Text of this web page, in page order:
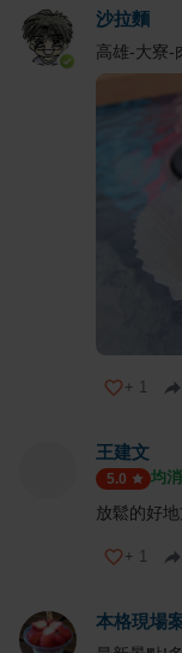
沙拉麵
高雄-大寮-
+ 1
王建文
5.0 均
放鬆的好地
+ 1
本格現場